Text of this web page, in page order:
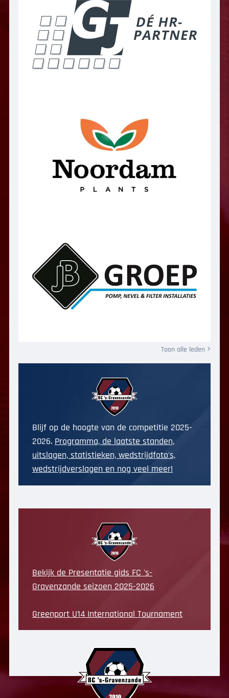
Toon alle leden
Blijf op de hoogte van de competitie 2025-
2026. Programma, de laatste standen,
uitslagen, statistieken, wedstrijdfoto's,
wedstrijdverslagen en nog veel meer!
Bekijk de Presentatie gids FC 's-
Gravenzande seizoen 2025-2026
Greenport U14 International Tournament